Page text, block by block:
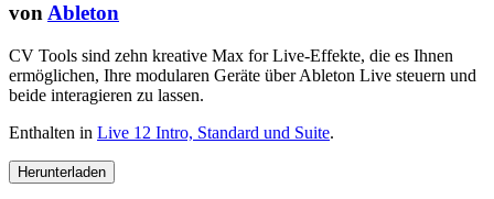
vonAbleton
CV Tools sind zehn kreative Max for Live-Effekte, die es Ihnen
ermöglichen, Ihre modularen Geräte über Ableton Live steuern und
beide interagieren zu lassen.
Enthalten in Live 12 Intro, Standard und Suite.
Herunterladen